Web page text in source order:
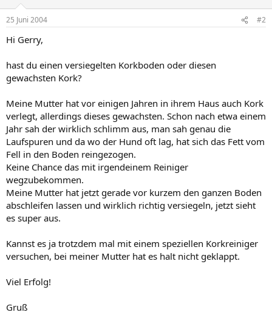
25 Juni 2004 #2
Hi Gerry,
hast du einen versiegelten Korkboden oder diesen
gewachsten Kork?
Meine Mutter hat vor einigen Jahren in ihrem Haus auch Kork
verlegt, allerdings dieses gewachsten. Schon nach etwa einem
Jahr sah der wirklich schlimm aus, man sah genau die
Laufspuren und da wo der Hund oft lag, hat sich das Fett vom
Fell in den Boden reingezogen.
Keine Chance das mit irgendeinem Reiniger
wegzubekommen.
Meine Mutter hat jetzt gerade vor kurzem den ganzen Boden
abschleifen lassen und wirklich richtig versiegeln, jetzt sieht
es super aus.
Kannst es ja trotzdem mal mit einem speziellen Korkreiniger
versuchen, bei meiner Mutter hat es halt nicht geklappt.
Viel Erfolg!
Gruß